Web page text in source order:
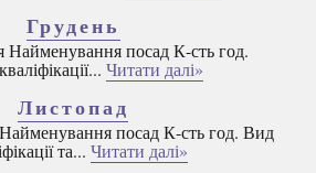
Грудень
Найменування посад К-сть год.
Читати далі»
Листопад
посад К-сть год. Вид
та... Читати далі»